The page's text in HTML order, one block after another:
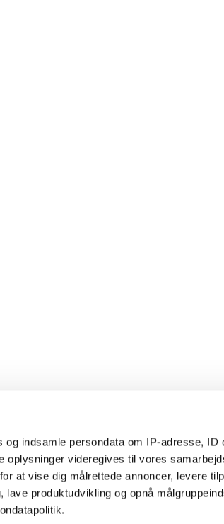
indsamle persondata om IP-adresse, ID
videregives til vores
at vise dig målrettede annoncer, levere
lave produktudvikling og opnå